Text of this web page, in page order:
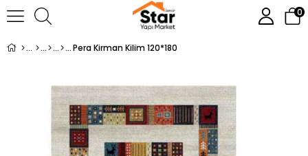
0
Pera Kirman Kilim 120*180